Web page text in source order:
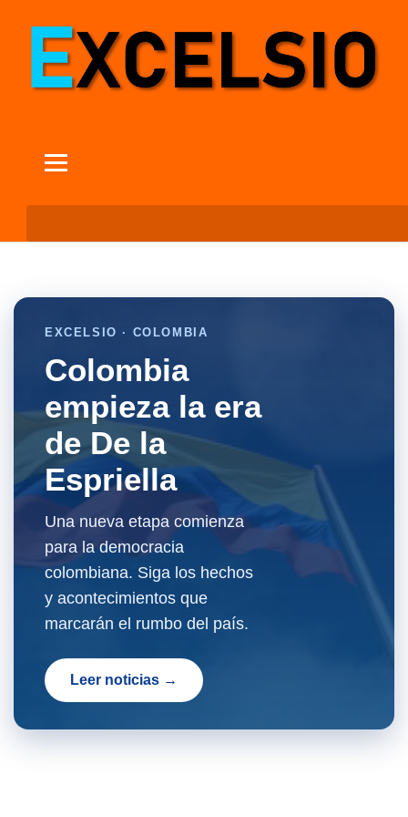
EXCELSIO · COLOMBIA
Colombia
empieza la era
de De la
Espriella
Una nueva etapa comienza
para la democracia
colombiana. Siga los hechos
y acontecimientos que
marcarán el rumbo del país.
Leer noticias →